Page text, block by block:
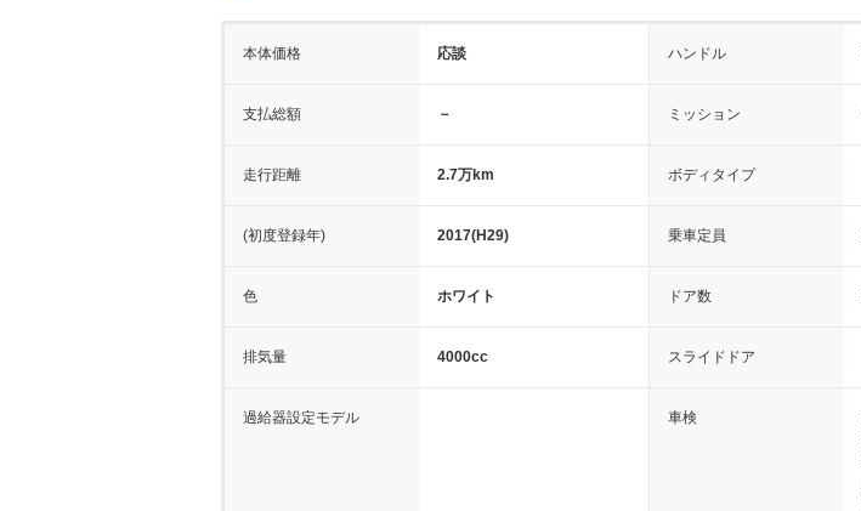
本体価格 応談 ハンドル
支払総額 － ミッション
走行距離 2.7万km ボディタイプ
(初度登録年) 2017(H29) 乗車定員
色 ホワイト ドア数
排気量 4000cc スライドドア
過給器設定モデル 車検